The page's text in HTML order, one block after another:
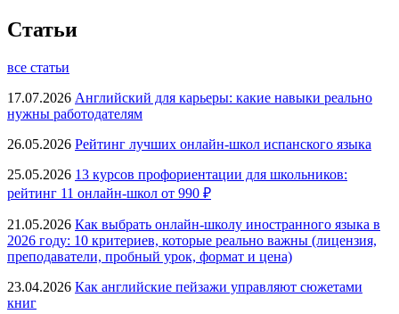
Статьи
все статьи
17.07.2026 Английский для карьеры: какие навыки реально
нужны работодателям
26.05.2026 Рейтинг лучших онлайн-школ испанского языка
25.05.2026 13 курсов профориентации для школьников:
рейтинг 11 онлайн-школ от 990 ₽
21.05.2026 Как выбрать онлайн-школу иностранного языка в
2026 году: 10 критериев, которые реально важны (лицензия,
преподаватели, пробный урок, формат и цена)
23.04.2026 Как английские пейзажи управляют сюжетами
книг